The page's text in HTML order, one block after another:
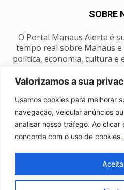
Valorizamos a sua
Usamos cookies para melhorar
navegação, veicular anúncios
analisar nosso tráfego. Ao clicar
concorda com o uso de cookies.
SOBRE
O Portal Manaus Alerta é
tempo real sobre Manaus e
política, economia, cultura e
SIGA-